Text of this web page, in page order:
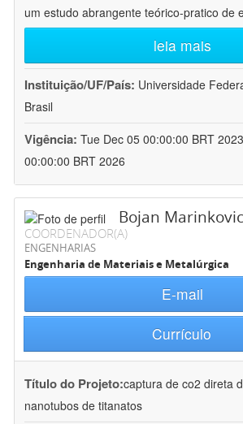
um estudo abrangente teórico-pratico de
leia mais
Instituição/UF/País: Universidade
Brasil
Vigência: Tue Dec 05 00:00:00 BRT
00:00:00 BRT 2026
Bojan Marinkovic
COORDENADOR(A)
ENGENHARIAS
Engenharia de Materiais e Metalúrgica
E-mail
Currículo
Título do Projeto:captura de co2 direta
nanotubos de titanatos